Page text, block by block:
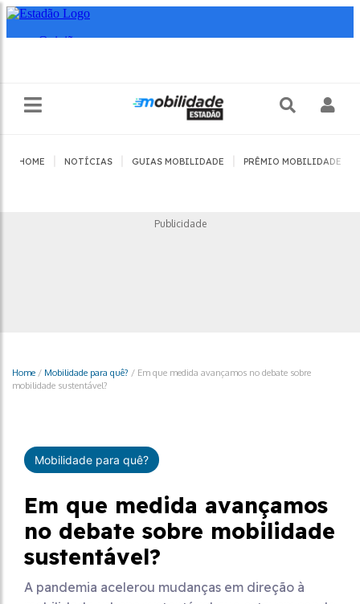
HOME NOTÍCIAS GUIAS MOBILIDADE PRÊMIO MOBILIDADE
Publicidade
Home / Mobilidade para quê? / Em que medida avançamos no debate sobre
mobilidade sustentável?
Mobilidade para quê?
Em que medida avançamos
no debate sobre mobilidade
sustentável?
A pandemia acelerou mudanças em direção à